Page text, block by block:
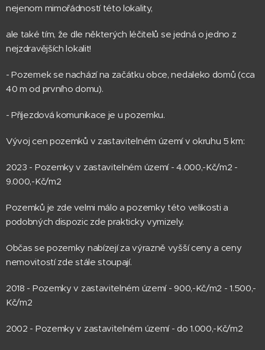
nejenom mimořádností této lokality,
ale také tím, že dle některých léčitelů se jedná o jedno z
nejzdravějších lokalit!
- Pozemek se nachází na začátku obce, nedaleko domů (cca
40 m od prvního domu).
- Příjezdová komunikace je u pozemku.
Vývoj cen pozemků v zastavitelném území v okruhu 5 km:
2023 - Pozemky v zastavitelném území - 4.000,-Kč/m2 -
9.000,-Kč/m2
Pozemků je zde velmi málo a pozemky této velikosti a
podobných dispozic zde prakticky vymizely.
Občas se pozemky nabízejí za výrazně vyšší ceny a ceny
nemovitostí zde stále stoupají.
2018 - Pozemky v zastavitelném území - 900,-Kč/m2 - 1.500,-
Kč/m2
2002 - Pozemky v zastavitelném území - do 1.000,-Kč/m2